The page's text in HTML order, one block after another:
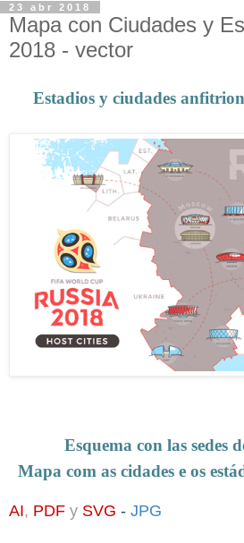
23 abr 2018
Mapa con Ciudades y
2018 - vector
Estadios y ciudades
Esquema con las sedes
Mapa com as cidades e os
AI, PDF y SVG - JPG